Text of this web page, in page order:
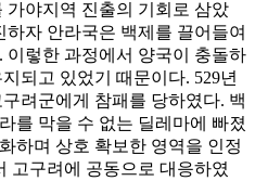
가야지역 진출의 기회로 삼았
자 안라국은 백제를 끌어들여
이렇한 과정에서 양국이 충돌하
되고 있었기 때문이다. 529년
려군에게 참패를 당하였다. 백
를 막을 수 없는 딜레마에 빠졌
하며 상호 확보한 영역을 인정
고구려에 공동으로 대응하였